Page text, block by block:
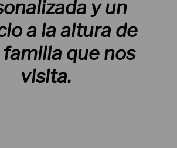
y un
a la altura de
que nos
visita.